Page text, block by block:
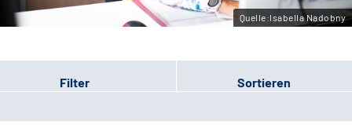
Quelle:Isabella Nadobny
Filter Sortieren